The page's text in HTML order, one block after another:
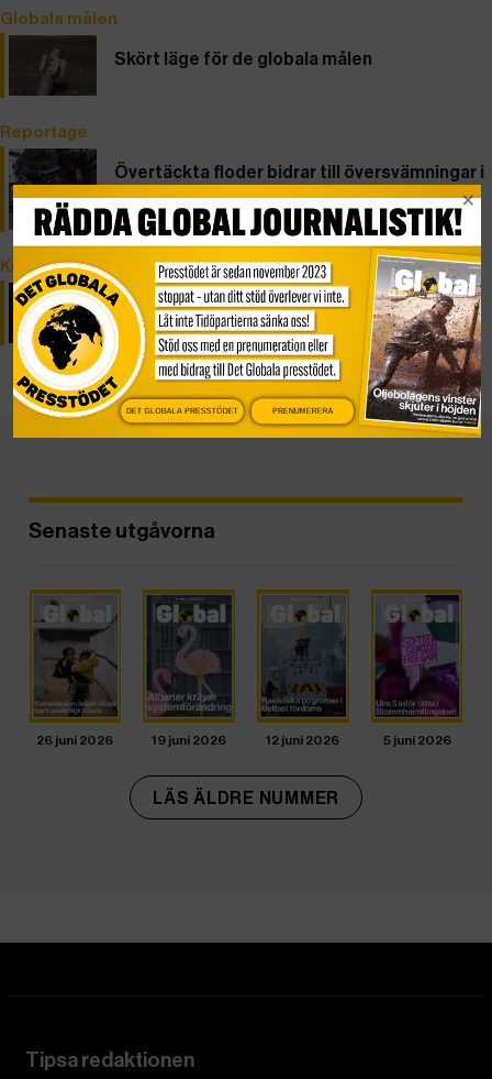
Globala målen
Skört läge för de globala målen
Reportage
Övertäckta floder bidrar till översvämningar i
Brasilien
Krönika
Beslutsamhet krävs för att förhindra suicid
Senaste utgåvorna
26 juni 2026 19 juni 2026 12 juni 2026 5 juni 2026
LÄS ÄLDRE NUMMER
Tipsa redaktionen
DET GLOBALA PRESSTÖDET PRENUMERERA